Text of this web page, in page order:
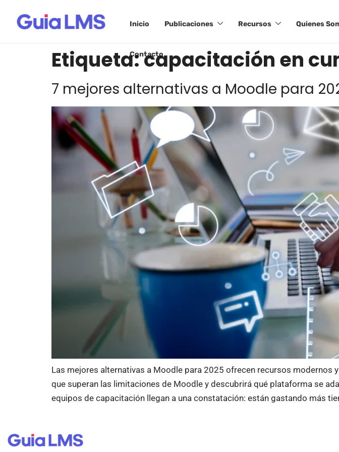
Inicio Publicaciones Recursos Quienes
Contacto
Etiqueta:capacitación en
7 mejores alternativas a Moodle para
Las mejores alternativas a Moodle para 2025 ofrecen recursos modernos
que superan las limitaciones de Moodle y descubrirá qué plataforma se
equipos de capacitación llegan a una constatación: están gastando más